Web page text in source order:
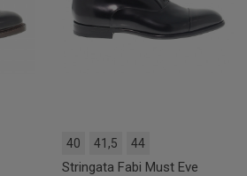
40 41,5 44
Stringata Fabi Must Eve